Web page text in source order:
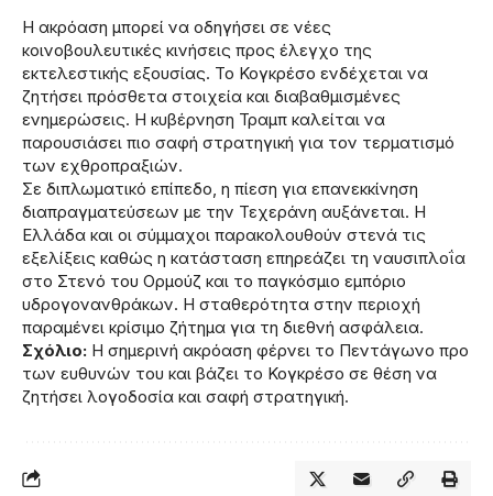
Η ακρόαση μπορεί να οδηγήσει σε νέες
κοινοβουλευτικές κινήσεις προς έλεγχο της
εκτελεστικής εξουσίας. Το Κογκρέσο ενδέχεται να
ζητήσει πρόσθετα στοιχεία και διαβαθμισμένες
ενημερώσεις. Η κυβέρνηση Τραμπ καλείται να
παρουσιάσει πιο σαφή στρατηγική για τον τερματισμό
των εχθροπραξιών.
Σε διπλωματικό επίπεδο, η πίεση για επανεκκίνηση
διαπραγματεύσεων με την Τεχεράνη αυξάνεται. Η
Ελλάδα και οι σύμμαχοι παρακολουθούν στενά τις
εξελίξεις καθώς η κατάσταση επηρεάζει τη ναυσιπλοΐα
στο Στενό του Ορμούζ και το παγκόσμιο εμπόριο
υδρογονανθράκων. Η σταθερότητα στην περιοχή
παραμένει κρίσιμο ζήτημα για τη διεθνή ασφάλεια.
Σχόλιο: Η σημερινή ακρόαση φέρνει το Πεντάγωνο προ
των ευθυνών του και βάζει το Κογκρέσο σε θέση να
ζητήσει λογοδοσία και σαφή στρατηγική.